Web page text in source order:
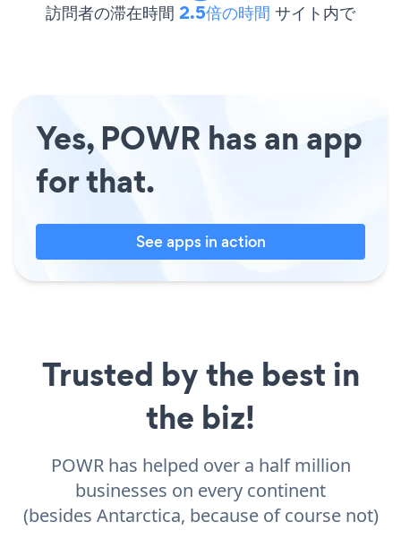
訪問者の滞在時間 2.5倍の時間 サイト内で
Yes, POWR has an app
for that.
See apps in action
Trusted by the best in
the biz!
POWR has helped over a half million
businesses on every continent
(besides Antarctica, because of course not)